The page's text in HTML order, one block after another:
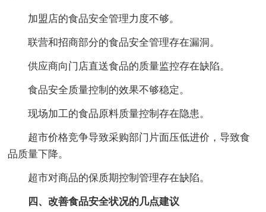
加盟店的食品安全管理力度不够。
联营和招商部分的食品安全管理存在漏洞。
供应商向门店直送食品的质量监控存在缺陷。
食品安全质量控制的效果不够稳定。
现场加工的食品原料质量控制存在隐患。
超市价格竞争导致采购部门片面压低进价，导致食
品质量下降。
超市对商品的保质期控制管理存在缺陷。
四、改善食品安全状况的几点建议